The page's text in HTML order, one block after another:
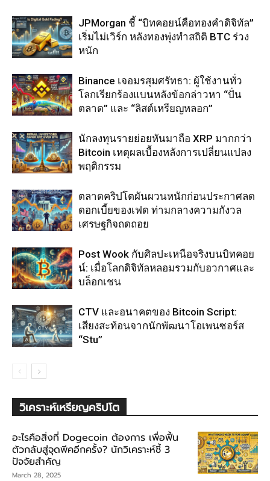
JPMorgan ชี้ “บิทคอยน์คือทองคำดิจิทัล”
เริ่มไม่เวิร์ก หลังทองพุ่งทำสถิติ BTC ร่วง
หนัก
Binance เจอมรสุมศรัทธา: ผู้ใช้งานทั่ว
โลกเรียกร้องแบนหลังข้อกล่าวหา “ปั่น
ตลาด” และ “ลิสต์เหรียญหลอก”
นักลงทุนรายย่อยหันมาถือ XRP มากกว่า
Bitcoin เหตุผลเบื้องหลังการเปลี่ยนแปลง
พฤติกรรม
ตลาดคริปโตผันผวนหนักก่อนประกาศลด
ดอกเบี้ยของเฟด ท่ามกลางความกังวล
เศรษฐกิจถดถอย
Post Wook กับศิลปะเหนือจริงบนบิทคอย
น์: เมื่อโลกดิจิทัลหลอมรวมกับอวกาศและ
บล็อกเชน
CTV และอนาคตของ Bitcoin Script:
เสียงสะท้อนจากนักพัฒนาโอเพนซอร์ส
“Stu”
วิเคราะห์เหรียญคริปโต
อะไรคือสิ่งที่ Dogecoin ต้องการ เพื่อฟื้น
ตัวกลับสู่จุดพีคอีกครั้ง? นักวิเคราะห์ชี้ 3
ปัจจัยสำคัญ
March 28, 2025